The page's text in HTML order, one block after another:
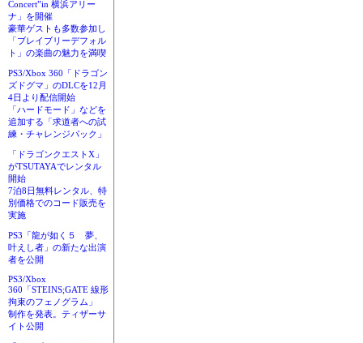
Concert”in 横浜アリー
ナ」を開催
豪華ゲストも多数参加し
「ブレイブリーデフォル
ト」の楽曲の魅力を満喫
PS3/Xbox 360「ドラゴン
ズドグマ」のDLCを12月
4日より配信開始
「ハードモード」などを
追加する「求道者への試
練・チャレンジパック」
「ドラゴンクエストX」
がTSUTAYAでレンタル
開始
7泊8日無料レンタル、特
別価格でのコード販売を
実施
PS3「龍が如く５ 夢、
叶えし者」の新たな出演
者を公開
PS3/Xbox
360「STEINS;GATE 線形
拘束のフェノグラム」
制作を発表。ティザーサ
イト公開